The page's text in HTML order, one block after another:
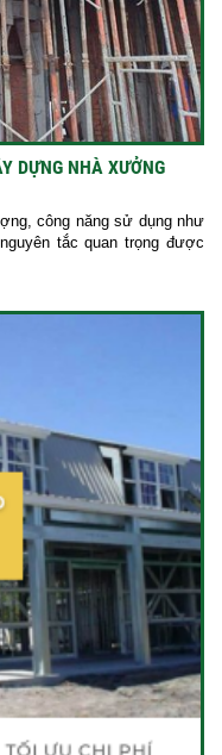
DỰNG NHÀ XƯỞNG
công năng sử dụng như
tắc quan trọng được